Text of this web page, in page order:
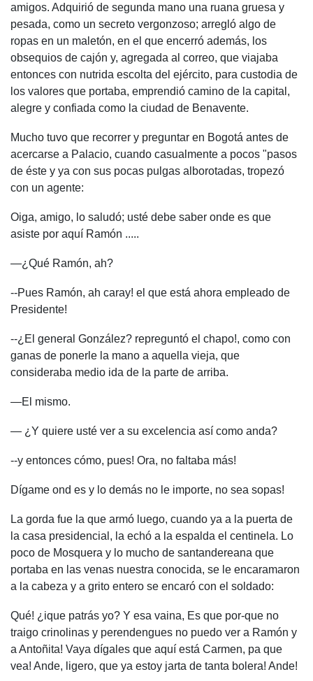
amigos. Adquirió de segunda mano una ruana gruesa y
pesada, como un secreto vergonzoso; arregló algo de
ropas en un maletón, en el que encerró además, los
obsequios de cajón y, agregada al correo, que viajaba
entonces con nutrida escolta del ejército, para custodia de
los valores que portaba, emprendió camino de la capital,
alegre y confiada como la ciudad de Benavente.
Mucho tuvo que recorrer y preguntar en Bogotá antes de
acercarse a Palacio, cuando casualmente a pocos "pasos
de éste y ya con sus pocas pulgas alborotadas, tropezó
con un agente:
Oiga, amigo, lo saludó; usté debe saber onde es que
asiste por aquí Ramón .....
—¿Qué Ramón, ah?
--Pues Ramón, ah caray! el que está ahora empleado de
Presidente!
--¿El general González? repreguntó el chapo!, como con
ganas de ponerle la mano a aquella vieja, que
consideraba medio ida de la parte de arriba.
—El mismo.
— ¿Y quiere usté ver a su excelencia así como anda?
--y entonces cómo, pues! Ora, no faltaba más!
Dígame ond es y lo demás no le importe, no sea sopas!
La gorda fue la que armó luego, cuando ya a la puerta de
la casa presidencial, la echó a la espalda el centinela. Lo
poco de Mosquera y lo mucho de santandereana que
portaba en las venas nuestra conocida, se le encaramaron
a la cabeza y a grito entero se encaró con el soldado:
Qué! ¿ique patrás yo? Y esa vaina, Es que por-que no
traigo crinolinas y perendengues no puedo ver a Ramón y
a Antoñita! Vaya dígales que aquí está Carmen, pa que
vea! Ande, ligero, que ya estoy jarta de tanta bolera! Ande!